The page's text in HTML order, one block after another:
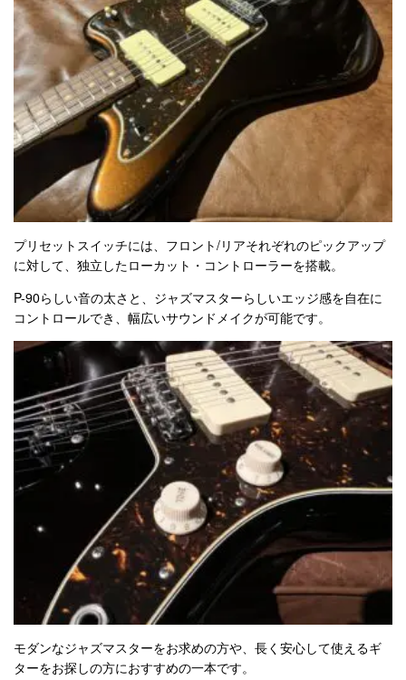
プリセットスイッチには、フロント/リアそれぞれのピックアップ
に対して、独立したローカット・コントローラーを搭載。
P-90らしい音の太さと、ジャズマスターらしいエッジ感を自在に
コントロールでき、幅広いサウンドメイクが可能です。
モダンなジャズマスターをお求めの方や、長く安心して使えるギ
ターをお探しの方におすすめの一本です。